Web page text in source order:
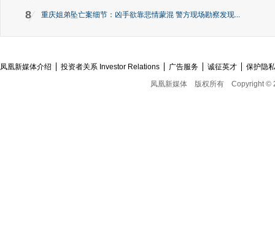
8 重庆姐弟坠亡案细节：凶手欲靠悲情蒙混 警方现场勘察发现...
凤凰新媒体介绍 投资者关系 Investor Relations 广告服务 诚征英才
保护隐
凤凰新媒体
版权所有 Copyright ©